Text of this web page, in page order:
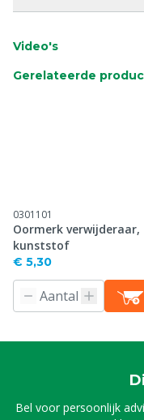
Video's
Gerelateerde
0301101
Oormerk verwijderaar,
kunststof
€ 5,30
Bel voor persoonlijk